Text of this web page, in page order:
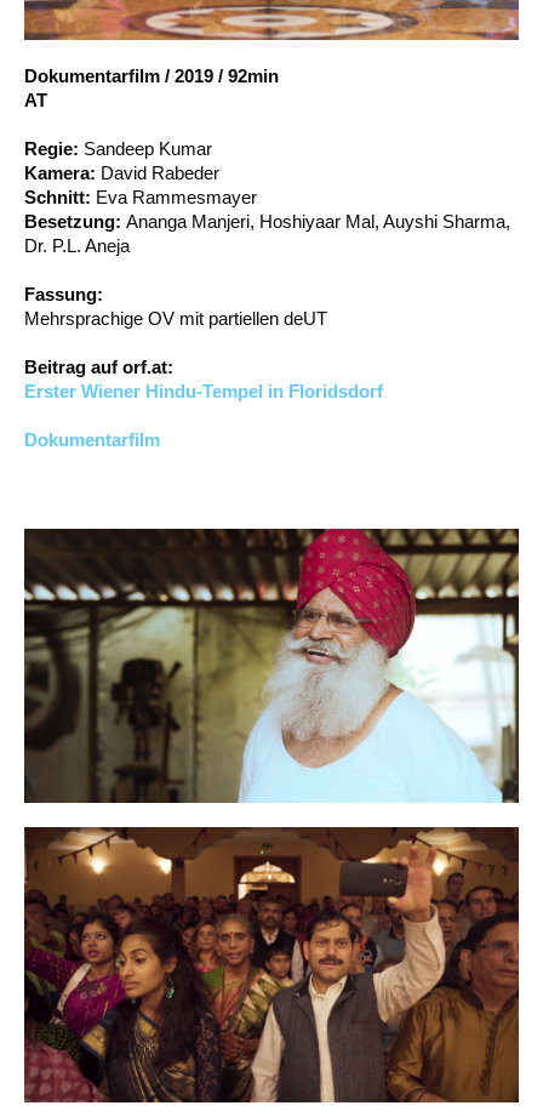
Account
Dokumentarfilm / 2019 / 92min
AT
Regie: Sandeep Kumar
Kamera: David Rabeder
Schnitt: Eva Rammesmayer
Besetzung: Ananga Manjeri, Hoshiyaar Mal, Auyshi Sharma,
Dr. P.L. Aneja
Fassung:
Mehrsprachige OV mit partiellen deUT
Beitrag auf orf.at:
Erster Wiener Hindu-Tempel in Floridsdorf
Dokumentarfilm